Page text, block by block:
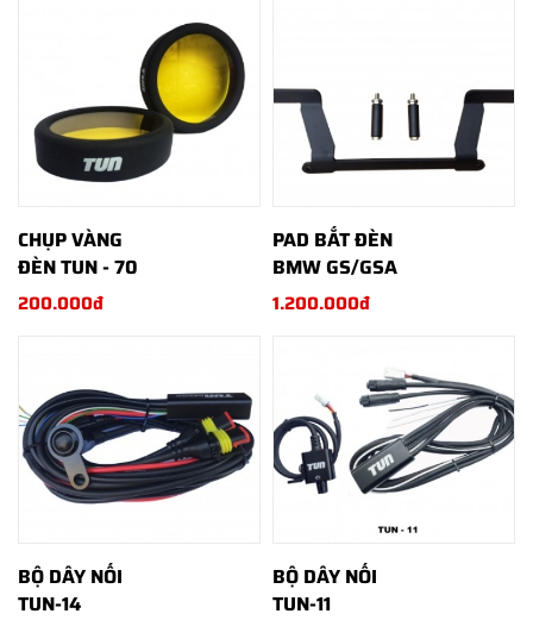
CHỤP VÀNG
ĐÈN TUN - 70
200.000đ
PAD BẮT ĐÈN
BMW GS/GSA
1.200.000đ
BỘ DÂY NỐI
TUN-14
BỘ DÂY NỐI
TUN-11